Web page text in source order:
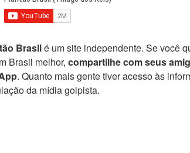
Brasilé um site independente. Se você
Brasil melhor, compartilhe com seus
. Quanto mais gente tiver acesso às
da mídia golpista.